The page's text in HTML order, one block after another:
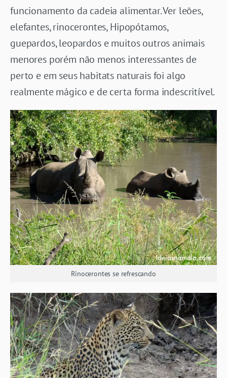
funcionamento da cadeia alimentar. Ver leões,
elefantes, rinocerontes, Hipopótamos,
guepardos, leopardos e muitos outros animais
menores porém não menos interessantes de
perto e em seus habitats naturais foi algo
realmente mágico e de certa forma indescritível.
Rinocerontes se refrescando